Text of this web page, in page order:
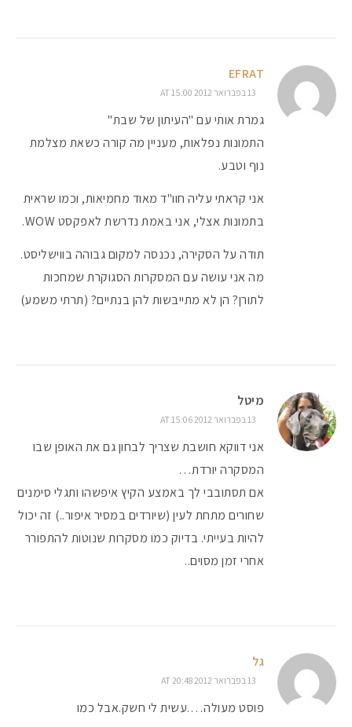
EFRAT
13 בפברואר 2012 AT 15:00
גמרת אותי עם "העיתון של שבת"
התמונות נפלאות, מעניין מה קורה כשאת מצלמת
נוף וטבע.
אני קראתי עליה חוו"ד מאוד מחמיאות, וכמו שראית
בתמונות אצלי, אני באמת נדרשת לאפקסט WOW.
תודה על הסקירה, נכנסה למקום גבוהה בווישליסט.
מה אני עושה עם המסקרות הסגוקרת שמחכות
לתורן? הן לא מתייבשות להן בנתיים? (תרתי משמע)
מיטל
13 בפברואר 2012 AT 15:06
אני דווקא חושבת שצריך לבחון גם את האופן שבו
המסקרה יורדת…
אם תסתובבי לך באמצע הקיץ איפשהו ותגלי סימנים
שחורים מתחת לעין (שיורדים במסיר איפור..) זה יכול
להיות בעייתי. בדיוק כמו מסקרות שנוטות להתפורר
אחרי זמן מסוים..
גל
13 בפברואר 2012 AT 20:48
פוסט מעולה….עשית לי חשק.אבל כמו